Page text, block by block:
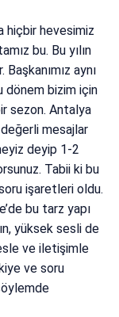
hiçbir hevesimiz
bu. Bu yılın
aynı
dönem bizim için
sezon. Antalya
mesajlar
deyip 1-2
Tabii ki bu
işaretleri oldu.
bu tarz yapı
yüksek sesli de
ve iletişimle
ve soru